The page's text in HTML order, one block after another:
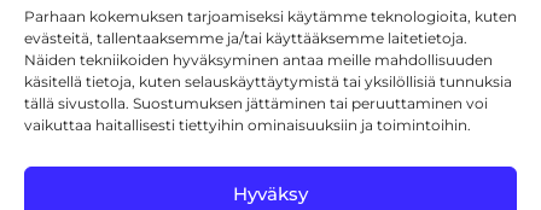
Parhaan kokemuksen tarjoamiseksi käytämme teknologioita, kuten
evästeitä, tallentaaksemme ja/tai käyttääksemme laitetietoja.
Näiden tekniikoiden hyväksyminen antaa meille mahdollisuuden
käsitellä tietoja, kuten selauskäyttäytymistä tai yksilöllisiä tunnuksia
tällä sivustolla. Suostumuksen jättäminen tai peruuttaminen voi
vaikuttaa haitallisesti tiettyihin ominaisuuksiin ja toimintoihin.
Hyväksy
Toimitustavat
Usein kysytyt kysymykset
+358 44 270 3795
asiakaspalvelu@toolcat.fi
käyttöehtoja.